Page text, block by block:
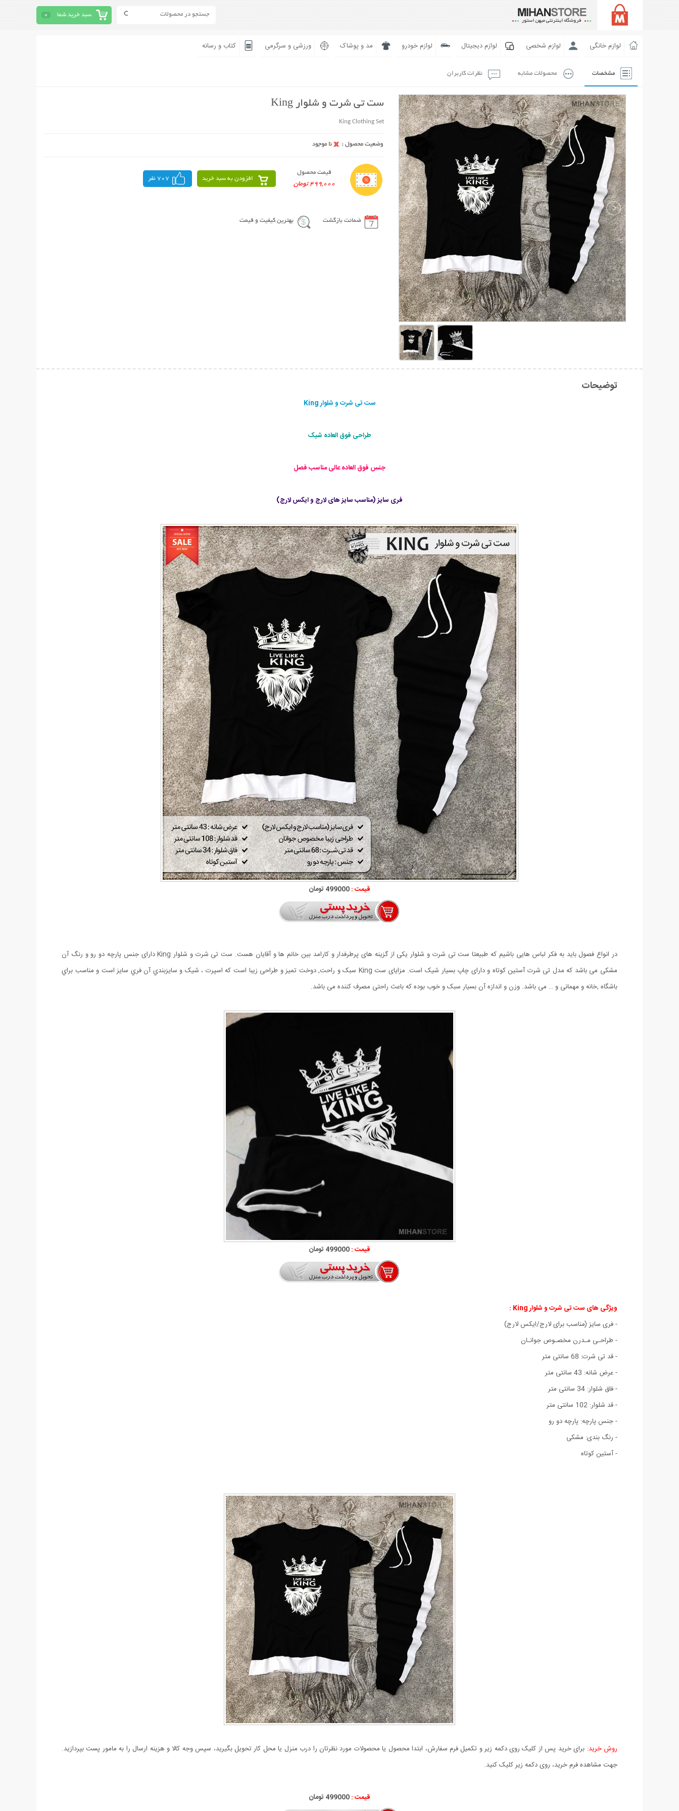
سبد خرید شما 0
لوازم خانگی لوازم شخصی لوازم دیجیتال لوازم خودرو مد و پوشاک ورزشی و سرگرمی کتاب و رسانه
مشخصات محصولات مشابه نظرات کاربران
ست تی شرت و شلوار King
King Clothing Set
قیمت محصول
499,000 تومان
افزودن به سبد خرید 707 نفر
ضمانت بازگشت بهترین کیفیت و قیمت
توضیحات
ست تی شرت و شلوار King
طراحی فوق العاده شیک
جنس فوق العاده عالی مناسب فصل
فری سایز (مناسب سایز های لارج و ایکس لارج)
قیمت :499000 تومان
در انواع فصول باید به فکر لباس هایی باشیم که طبیعتا ست تی شرت و شلوار یکی از گزینه های پرطرفدار و کارامد بین خانم ها و آقایان هست. ست تی شرت و شلوار King دارای جنس پارچه دو رو و رنگ آن
مشکی می باشد که مدل تی شرت آستین کوتاه و دارای چاپ بسیار شیک است. مزايای ست King سبک و راحت, دوخت تميز و طراحی زیبا است که اسپرت ، شیک و سايزبندي آن فري سايز است و مناسب براي
باشگاه ,خانه و مهمانی و … می باشد. وزن و اندازه آن بسیار سبک و خوب بوده که باعث راحتی مصرف کننده می باشد.
قیمت :499000 تومان
ویژگی های ست تی شرت و شلوار King :
- فری سایز (مناسب برای لارج/ایکس لارج)
- طراحـی مـدرن مخصـوص جوانـان
- قد تی شرت: 68 سانتی متر
- عرض شانه: 43 سانتی متر
- فاق شلوار: 34 سانتی متر
- قد شلوار: 102 سانتی متر
- جنس پارچه: پارچه دو رو
- رنگ بندی: مشکی
- آستین کوتاه
روش خرید: برای خرید پس از کلیک روی دکمه زیر و تکمیل فرم سفارش، ابتدا محصول یا محصولات مورد نظرتان را درب منزل یا محل کار تحویل بگیرید، سپس وجه کالا و هزینه ارسال را به مامور پست بپردازید.
جهت مشاهده فرم خرید، روی دکمه زیر کلیک کنید.
قیمت :499000 تومان